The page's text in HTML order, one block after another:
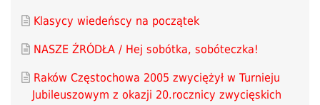
Klasycy wiedeńscy na początek
NASZE ŹRÓDŁA / Hej sobótka, sobóteczka!
Raków Częstochowa 2005 zwyciężył w Turnieju
Jubileuszowym z okazji 20.rocznicy zwycięskich